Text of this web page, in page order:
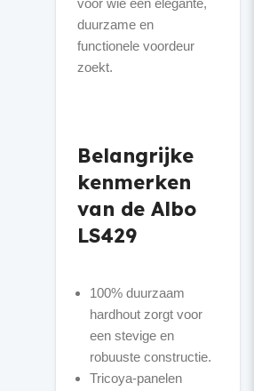
voor wie een elegante,
duurzame en
functionele voordeur
zoekt.
Belangrijke
kenmerken
van de Albo
LS429
100% duurzaam
hardhout zorgt voor
een stevige en
robuuste constructie.
Tricoya-panelen